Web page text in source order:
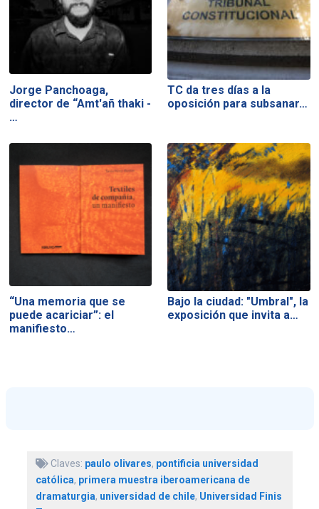
Jorge Panchoaga,
director de “Amt'añ thaki -
…
TC da tres días a la
oposición para subsanar…
“Una memoria que se
puede acariciar”: el
manifiesto…
Bajo la ciudad: "Umbral", la
exposición que invita a…
Claves: paulo olivares, pontificia universidad
católica, primera muestra iberoamericana de
dramaturgia, universidad de chile, Universidad Finis